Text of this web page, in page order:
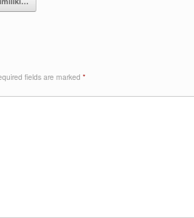
fields are marked *